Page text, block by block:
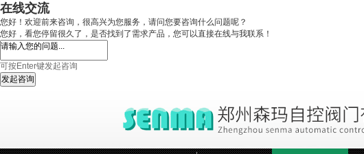
在线交流
您好！欢迎前来咨询，很高兴为您服务，请问您要咨询什么问题呢？
您好，看您停留很久了，是否找到了需求产品，您可以直接在线与我联系！
可按Enter键发起咨询
发起咨询